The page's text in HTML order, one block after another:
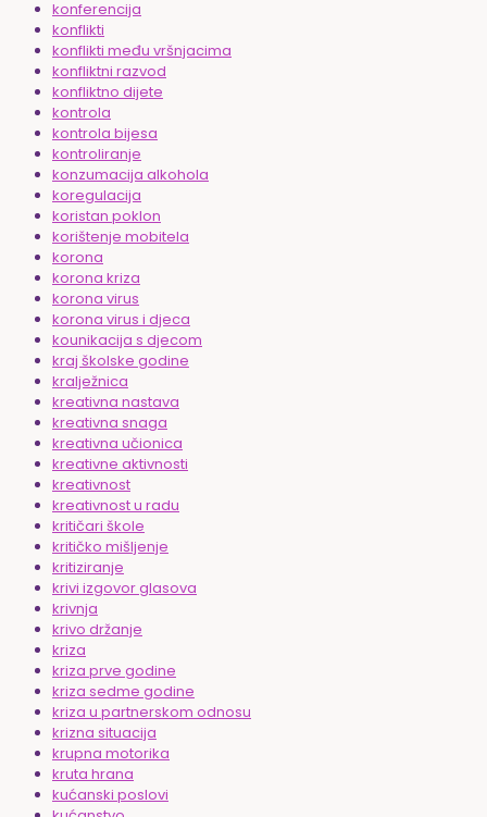
konferencija
konflikti
konflikti među vršnjacima
konfliktni razvod
konfliktno dijete
kontrola
kontrola bijesa
kontroliranje
konzumacija alkohola
koregulacija
koristan poklon
korištenje mobitela
korona
korona kriza
korona virus
korona virus i djeca
kounikacija s djecom
kraj školske godine
kralježnica
kreativna nastava
kreativna snaga
kreativna učionica
kreativne aktivnosti
kreativnost
kreativnost u radu
kritičari škole
kritičko mišljenje
kritiziranje
krivi izgovor glasova
krivnja
krivo držanje
kriza
kriza prve godine
kriza sedme godine
kriza u partnerskom odnosu
krizna situacija
krupna motorika
kruta hrana
kućanski poslovi